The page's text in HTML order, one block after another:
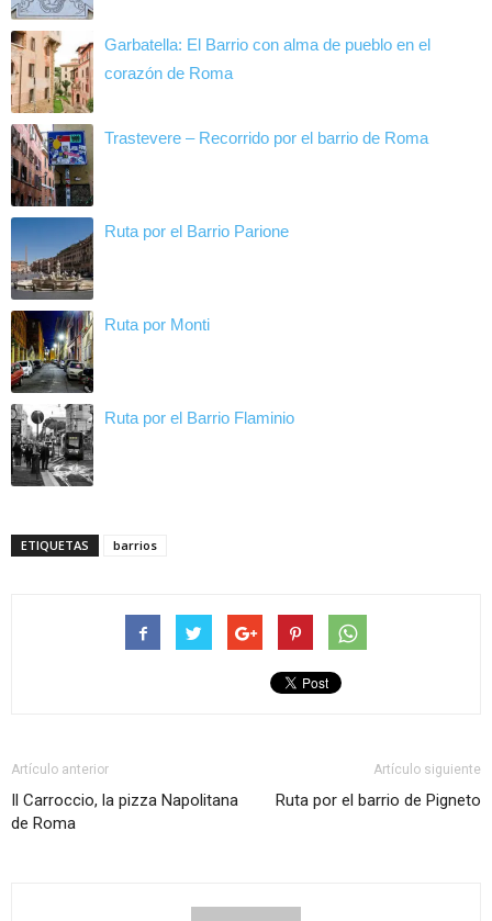
Garbatella: El Barrio con alma de pueblo en el
corazón de Roma
Trastevere – Recorrido por el barrio de Roma
Ruta por el Barrio Parione
Ruta por Monti
Ruta por el Barrio Flaminio
ETIQUETAS barrios
Artículo anterior
Il Carroccio, la pizza Napolitana
de Roma
Artículo siguiente
Ruta por el barrio de Pigneto